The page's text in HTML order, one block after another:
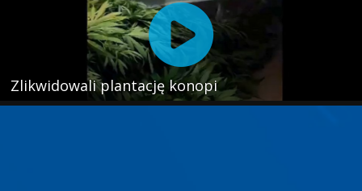
Zlikwidowali plantację konopi